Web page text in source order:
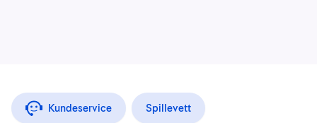
Kundeservice Spillevett